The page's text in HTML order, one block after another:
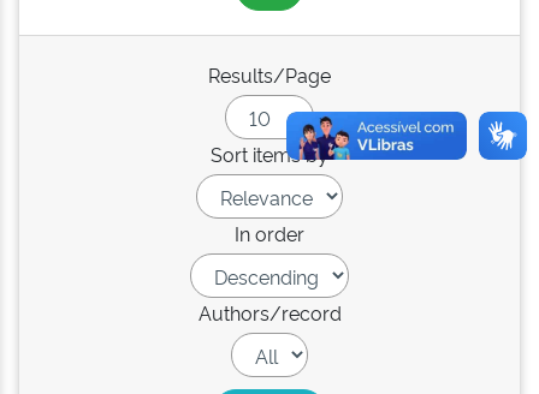
Results/Page
Sort items by
In order
Authors/record